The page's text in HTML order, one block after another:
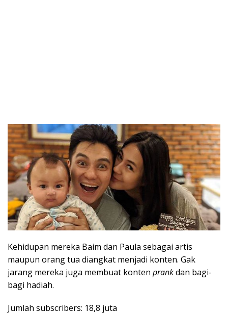
Kehidupan mereka Baim dan Paula sebagai artis
maupun orang tua diangkat menjadi konten. Gak
jarang mereka juga membuat konten prankdan bagi-
bagi hadiah.
Jumlah subscribers: 18,8 juta